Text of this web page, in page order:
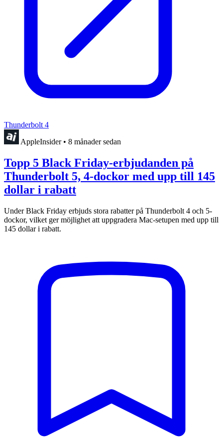
Thunderbolt 4
AppleInsider • 8 månader sedan
Topp 5 Black Friday-erbjudanden på
Thunderbolt 5, 4-dockor med upp till 145
dollar i rabatt
Under Black Friday erbjuds stora rabatter på Thunderbolt 4 och 5-
dockor, vilket ger möjlighet att uppgradera Mac-setupen med upp till
145 dollar i rabatt.